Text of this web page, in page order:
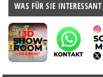
WAS FÜR SIE